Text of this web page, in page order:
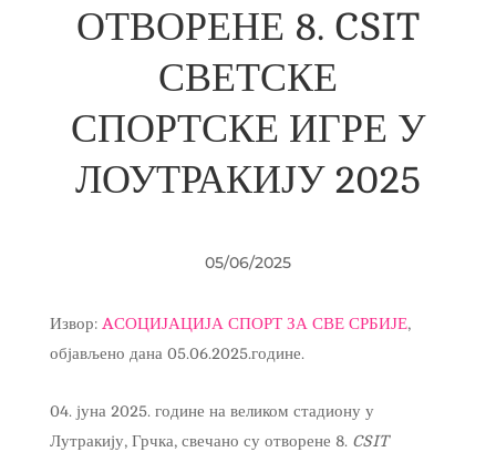
ОТВОРЕНЕ 8. CSIT
СВЕТСКЕ
СПОРТСКЕ ИГРЕ У
ЛОУТРАКИЈУ 2025
05/06/2025
Извор:AСОЦИЈАЦИЈА СПОРТ ЗА СВЕ СРБИЈЕ,
објављено дана 05.06.2025.године.
04. јуна 2025. године на великом стадиону у
Лутракију, Грчка, свечано су отворене 8.CSIT